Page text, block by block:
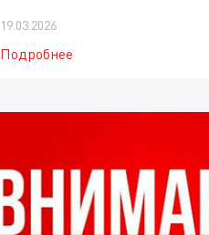
19.03.2026
Подробнее